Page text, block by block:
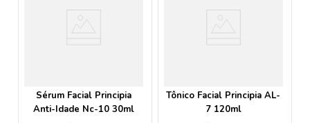
Sérum Facial Principia
Anti-Idade Nc-10 30ml
Tônico Facial Principia AL-
7 120ml